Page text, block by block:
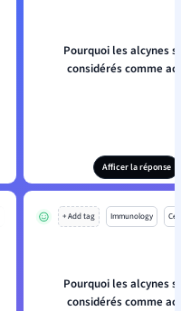
Pourquoi les alcynes
considérés comme
Afficer la réponse
+ Add tag Immunology
Pourquoi les alcynes
considérés comme